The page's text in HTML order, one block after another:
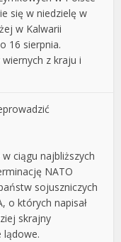
się w niedzielę w
w Kalwarii
16 sierpnia.
z kraju i
ciągu najbliższych
NATO
sojuszniczych
o których napisał
skrajny
lądowe.